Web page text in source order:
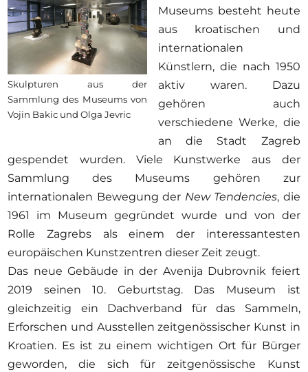
Skulpturen aus der
Sammlung des Museums von
Vojin Bakic und Olga Jevric
Museums besteht heute
aus kroatischen und
internationalen
Künstlern, die nach 1950
aktiv waren. Dazu
gehören auch
verschiedene Werke, die
an die Stadt Zagreb
gespendet wurden. Viele Kunstwerke aus der
Sammlung des Museums gehören zur
internationalen Bewegung der New Tendencies, die
1961 im Museum gegründet wurde und von der
Rolle Zagrebs als einem der interessantesten
europäischen Kunstzentren dieser Zeit zeugt.
Das neue Gebäude in der Avenija Dubrovnik feiert
2019 seinen 10. Geburtstag. Das Museum ist
gleichzeitig ein Dachverband für das Sammeln,
Erforschen und Ausstellen zeitgenössischer Kunst in
Kroatien. Es ist zu einem wichtigen Ort für Bürger
geworden, die sich für zeitgenössische Kunst